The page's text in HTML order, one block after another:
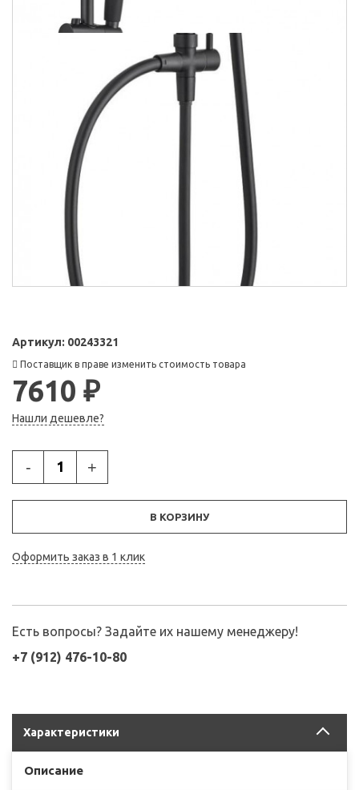
Артикул: 00243321
Поставщик в праве изменить стоимость товара
7610 ₽
Нашли дешевле?
- +
В КОРЗИНУ
Оформить заказ в 1 клик
Есть вопросы? Задайте их нашему менеджеру!
+7 (912) 476-10-80
Характеристики
Описание